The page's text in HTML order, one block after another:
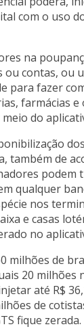
com o uso
na
contas, ou
para fazer
farmácias
do
também de
podem
qualquer
nos
e casas
no
milhões de
20 milhões
até R$
de
fique zerada.